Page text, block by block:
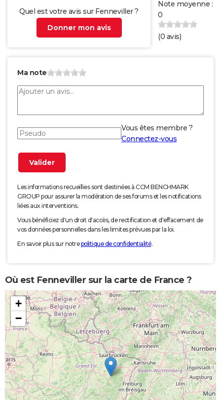
Quel est votre avis sur Fenneviller ?
Donner mon avis
Note moyenne :
0
(0 avis)
Ma note
Vous êtes membre ?
Connectez-vous
Les informations recueillies sont destinées à CCM BENCHMARK
GROUP pour assurer la modération de ses forums et les notifications
liées aux interventions.
Vous bénéficiez d'un droit d'accès, de rectification et d'effacement de
vos données personnelles dans les limites prévues par la loi.
En savoir plus sur notrepolitique de confidentialité.
Où est Fenneviller sur la carte de France ?
+
−